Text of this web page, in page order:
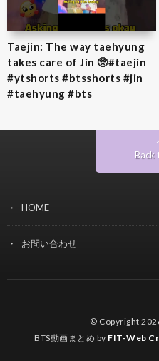
Taejin: The way taehyung
takes care of Jin 🥺#taejin
#ytshorts #btsshorts #jin
#taehyung #bts
Back
HOME
お問い合わせ
© Copyright
BTS動画まとめ by FIT-Web